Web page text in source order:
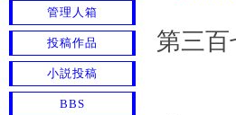
第三
管理人箱
投稿作品
小説投稿
BBS